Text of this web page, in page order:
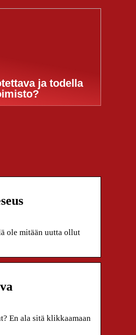
ja todella
ole mitään uutta ollut
En ala sitä klikkaamaan